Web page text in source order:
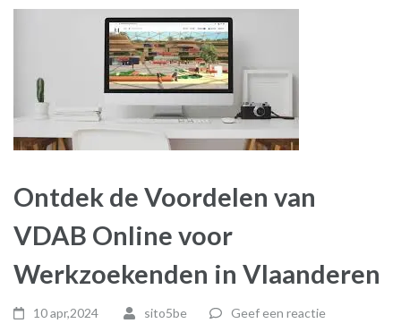
Ontdek de Voordelen van
VDAB Online voor
Werkzoekenden in Vlaanderen
10 apr,2024 sito5be Geef een reactie